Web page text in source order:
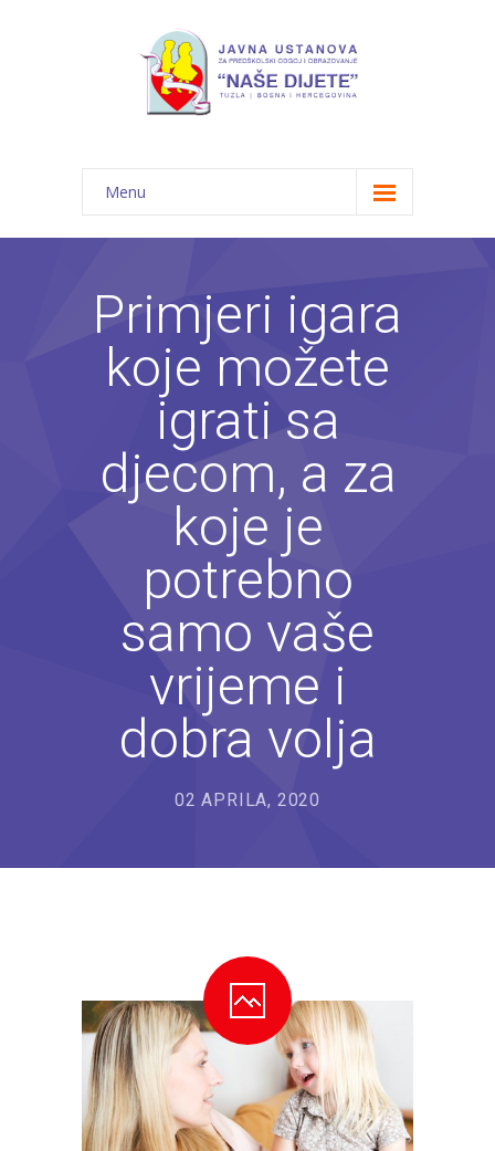
Menu
Početna
O nama
-- JU "Naše dijete"
---- Bambi
---- Bubamara
---- Jelenko
---- Kolibri
---- Lastavica
---- Pčelica
---- Poletarac
---- Zvončica
-- Stručni tim
-- Galerija
Primjeri igara
koje možete
igrati sa
djecom, a za
koje je
potrebno
samo vaše
vrijeme i
dobra volja
02 APRILA, 2020